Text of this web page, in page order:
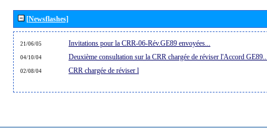
[Newsflashes]
21/06/05 Invitations pour la CRR-06-Rév.GE89 envoyées...
04/10/04 Deuxième consultation sur la CRR chargée de réviser l'Accord
02/08/04 CRR chargée de réviser l